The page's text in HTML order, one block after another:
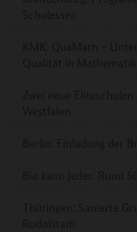
Schulessen
KMK: QuaMath –
Qualität in Mathematik
Zwei neue
Westfalen
Berlin: Einladung der
Bio kann jeder: Rund
Thüringen: Sanierte
Rudolstadt